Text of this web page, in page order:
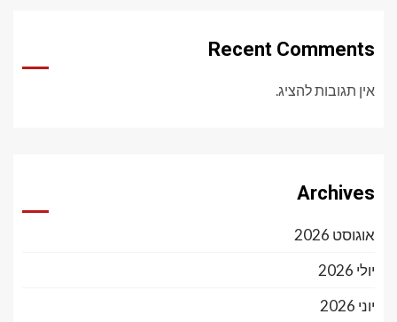
Recent Comments
אין תגובות להציג.
Archives
אוגוסט 2026
יולי 2026
יוני 2026